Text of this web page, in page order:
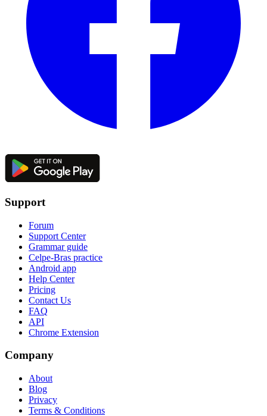
Support
Forum
Support Center
Grammar guide
Celpe-Bras practice
Android app
Help Center
Pricing
Contact Us
FAQ
API
Chrome Extension
Company
About
Blog
Privacy
Terms & Conditions